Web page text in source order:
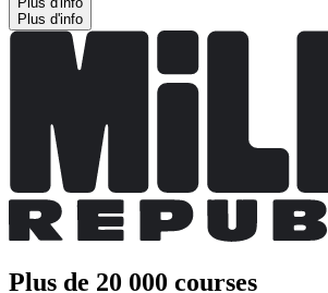
Plus d'info
Plus de 20 000 courses